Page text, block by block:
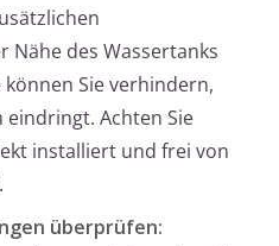
Nähe des Wassertanks
Sie verhindern,
eindringt. Achten Sie
installiert und frei von
überprüfen: